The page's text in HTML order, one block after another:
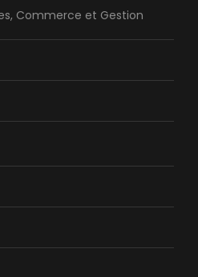
Commerce et Gestion